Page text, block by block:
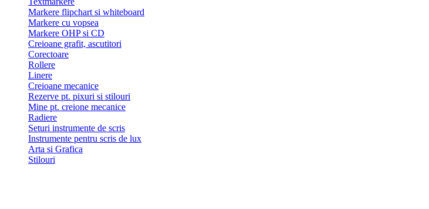
Markere flipchart si whiteboard
Markere cu vopsea
Markere OHP si CD
Creioane grafit, ascutitori
Corectoare
Rollere
Linere
Creioane mecanice
Rezerve pt. pixuri si stilouri
Mine pt. creione mecanice
Radiere
Seturi instrumente de scris
Instrumente pentru scris de lux
Arta si Grafica
Stilouri